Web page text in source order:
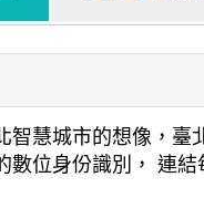
慧城市的想像，臺
數位身份識別， 連